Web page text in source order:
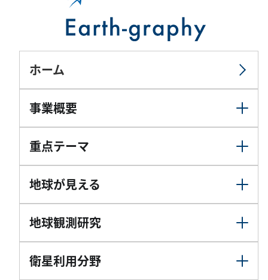
ホーム
事業概要
重点テーマ
地球が見える
地球観測研究
衛星利用分野